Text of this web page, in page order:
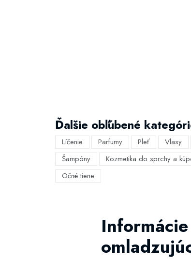
Ďalšie obľúbené
Líčenie Parfumy Pleť Vlasy
Šampóny
Kozmetika do sprchy a
Očné tiene